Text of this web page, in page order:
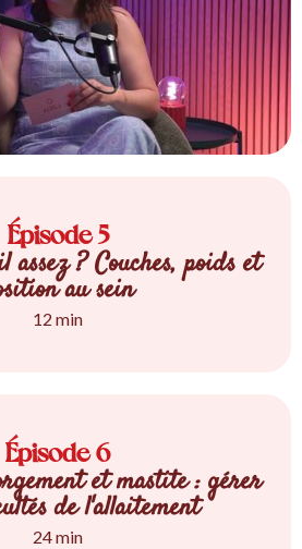
Épisode 5
assez ? Couches, poids et
au sein
12 min
Épisode 6
et mastite : gérer
de l'allaitement
24 min